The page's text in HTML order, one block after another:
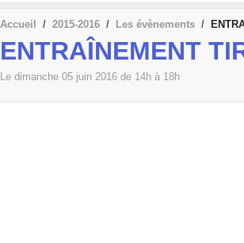
Accueil 2015-2016 Les évènements
ENTRAÎNEMENT
Le dimanche 05 juin 2016 de 14h à 18h